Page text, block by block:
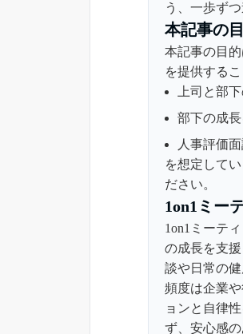
う、一歩ず
本記事の
本記事の目
を提供する
上司と部
部下の成
人事評価
を想定して
ださい。
1on1ミー
1on1ミーテ
の成長を支
談や日常の
頻度は企業
ョンと自律
ず、安心感